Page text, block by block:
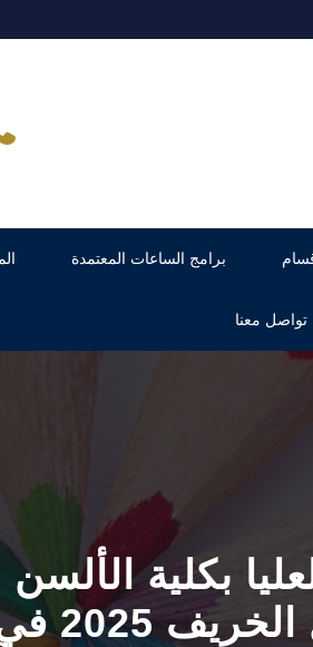
برامج الساعات المعتمدة
تواصل معنا
بكلية